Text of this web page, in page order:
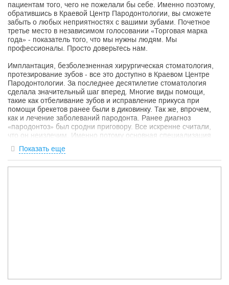
пациентам того, чего не пожелали бы себе. Именно поэтому,
обратившись в Краевой Центр Пародонтологии, вы сможете
забыть о любых неприятностях с вашими зубами. Почетное
третье место в независимом голосовании «Торговая марка
года» - показатель того, что мы нужны людям. Мы
профессионалы. Просто доверьтесь нам.
Имплантация, безболезненная хирургическая стоматология,
протезирование зубов - все это доступно в Краевом Центре
Пародонтологии. За последнее десятилетие стоматология
сделала значительный шаг вперед. Многие виды помощи,
такие как отбеливание зубов и исправление прикуса при
помощи брекетов ранее были в диковинку. Так же, впрочем,
как и лечение заболеваний пародонта. Ранее диагноз
«пародонтоз» был сродни приговору. Все искренне считали,
что он неизлечим. Именно потому основная специализация
просто поставить коронку на зуб. Гораздо важней сделать
все,чтобы окружающая десна осталась здоровой
Показать еще